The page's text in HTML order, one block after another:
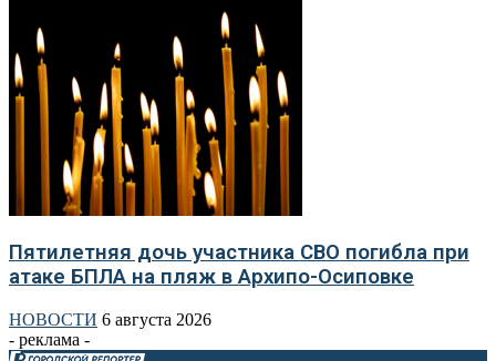
Пятилетняя дочь участника СВО погибла при
атаке БПЛА на пляж в Архипо-Осиповке
НОВОСТИ 6 августа 2026
- реклама -